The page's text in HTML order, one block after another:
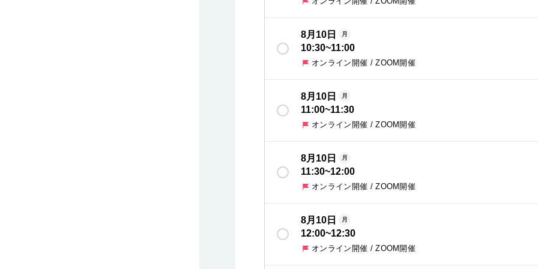
8月10日 月
10:30~11:00
オンライン開催 / ZOOM開催
8月10日 月
11:00~11:30
オンライン開催 / ZOOM開催
8月10日 月
11:30~12:00
オンライン開催 / ZOOM開催
8月10日 月
12:00~12:30
オンライン開催 / ZOOM開催